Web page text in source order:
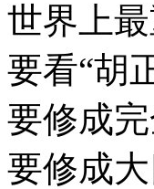
世界上
要看“胡
要修成
要修成